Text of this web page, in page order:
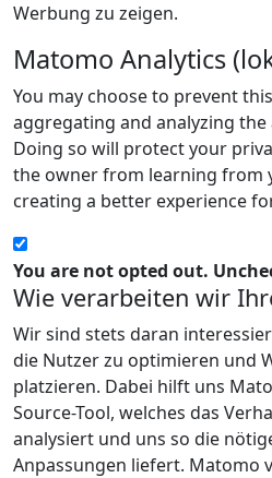
Werbung zu zeigen.
Matomo Analytics
You may choose to prevent
aggregating and analyzing
Doing so will protect your
the owner from learning from
creating a better experience
You are not opted out.
Wie verarbeiten wir
Wir sind stets daran
die Nutzer zu optimieren und
platzieren. Dabei hilft uns
Source-Tool, welches das
analysiert und uns so die
Anpassungen liefert. Matomo